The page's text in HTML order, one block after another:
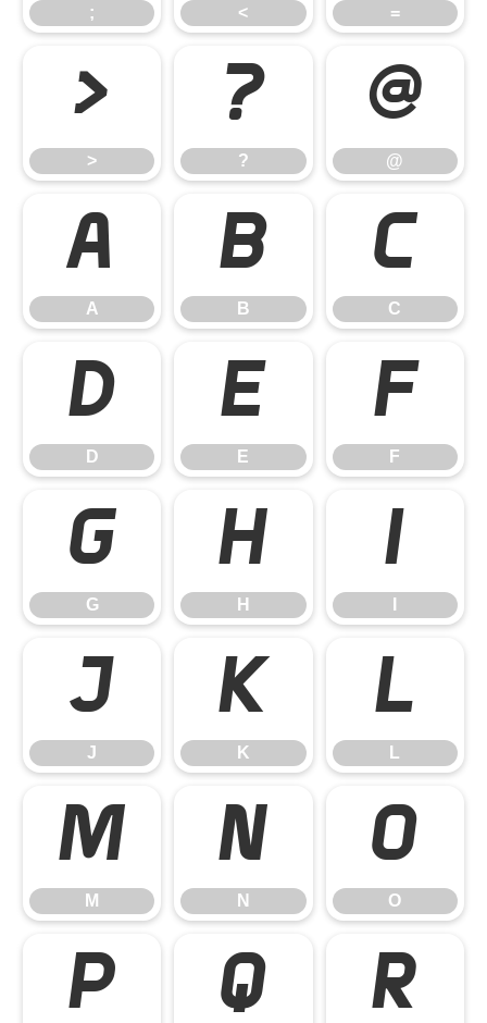
; < =
>
>
?
?
@
@
A
A
B
B
C
C
D
D
E
E
F
F
G
G
H
H
I
J
J
K
K
L
L
M
M
N
N
O
O
P Q R